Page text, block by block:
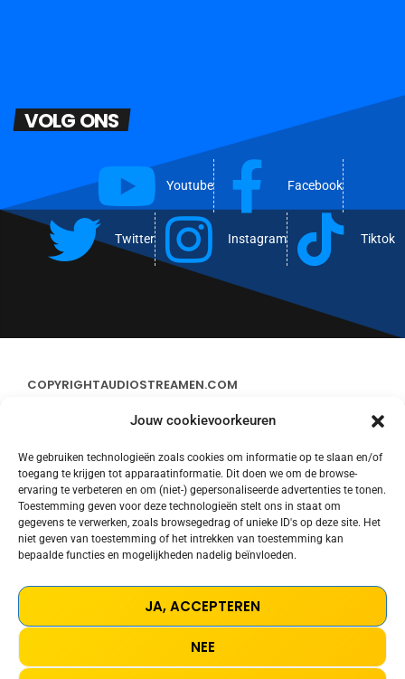
Jouw cookievoorkeuren
We gebruiken technologieën zoals cookies om informatie op te slaan en/of
toegang te krijgen tot apparaatinformatie. Dit doen we om de browse-
ervaring te verbeteren en om (niet-) gepersonaliseerde advertenties te tonen.
Toestemming geven voor deze technologieën stelt ons in staat om
gegevens te verwerken, zoals browsegedrag of unieke ID's op deze site. Het
niet geven van toestemming of het intrekken van toestemming kan
bepaalde functies en mogelijkheden nadelig beïnvloeden.
JA, ACCEPTEREN
NEE
VOLG ONS
Youtube Facebook
Twitter Instagram Tiktok
COPYRIGHTAUDIOSTREAMEN.COM
CONTACT
STREAMS
COOKIE POLICY (EU)
TERMS AND CONDITIONS